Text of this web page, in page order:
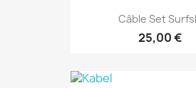
Câble Set
25,00 €